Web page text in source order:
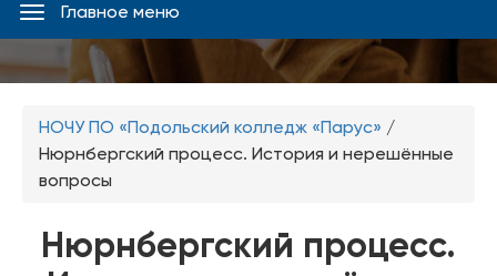
Главное
меню
Главное меню
Вы
здесь
НОЧУ ПО «Подольский колледж «Парус» /
Нюрнбергский процесс. История и нерешённые
вопросы
Нюрнбергский процесс.